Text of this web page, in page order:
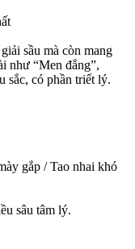
sầu mà còn mang
như “Men đắng”,
sắc, có phần triết lý.
gắp / Tao nhai khó
sâu tâm lý.